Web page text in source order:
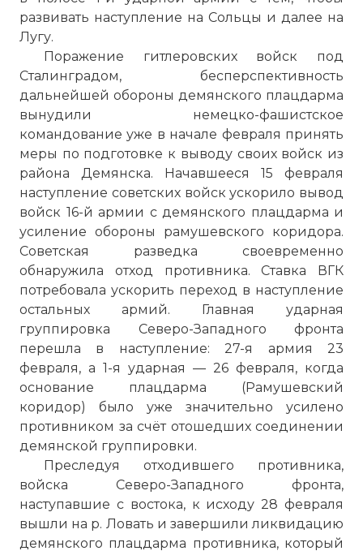
развивать наступление на Сольцы и далее на
Лугу.
Поражение гитлеровских войск под
Сталинградом, бесперспективность
дальнейшей обороны демянского плацдарма
вынудили немецко-фашистское
командование уже в начале февраля принять
меры по подготовке к выводу своих войск из
района Демянска. Начавшееся 15 февраля
наступление советских войск ускорило вывод
войск 16-й армии с демянского плацдарма и
усиление обороны рамушевского коридора.
Советская разведка своевременно
обнаружила отход противника. Ставка ВГК
потребовала ускорить переход в наступление
остальных армий. Главная ударная
группировка Северо-Западного фронта
перешла в наступление: 27-я армия 23
февраля, а 1-я ударная — 26 февраля, когда
основание плацдарма (Рамушевский
коридор) было уже значительно усилено
противником за счёт отошедших соединении
демянской группировки.
Преследуя отходившего противника,
войска Северо-Западного фронта,
наступавшие с востока, к исходу 28 февраля
вышли на р. Ловать и завершили ликвидацию
демянского плацдарма противника, который